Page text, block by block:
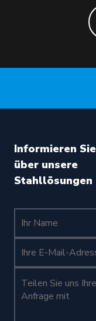
Informieren
über unsere
Stahllösungen
Teilen Sie uns